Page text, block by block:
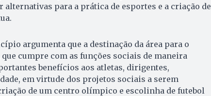
alternativas para a prática de esportes e a criação de
argumenta que a destinação da área para o
cumpre com as funções sociais de maneira
benefícios aos atletas, dirigentes,
em virtude dos projetos sociais a serem
de um centro olímpico e escolinha de futebol